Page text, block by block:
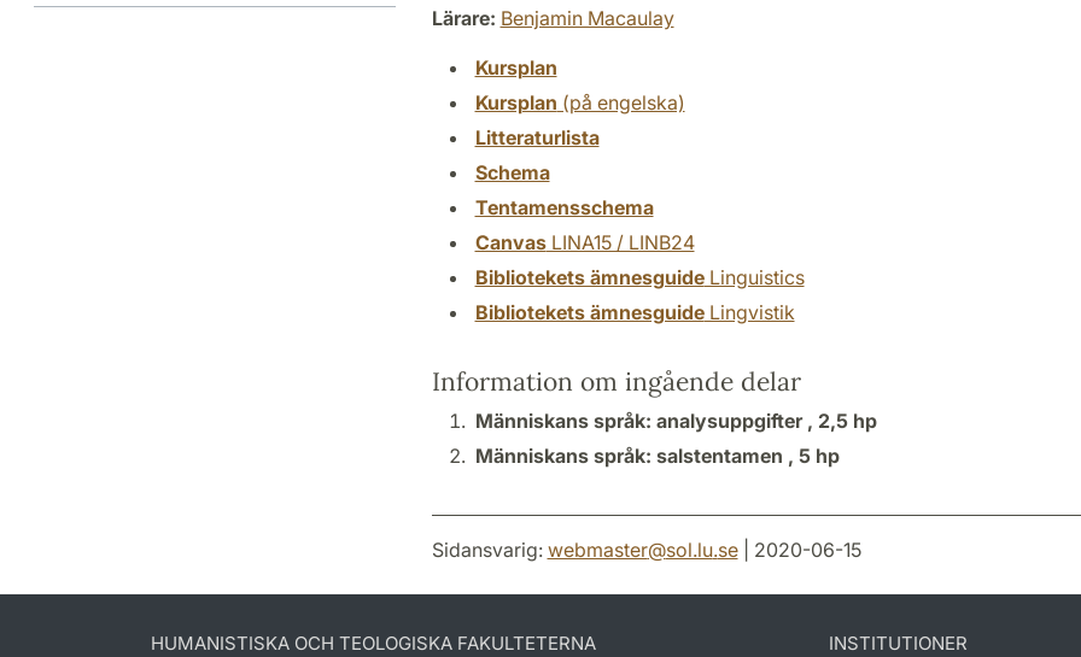
Lärare: Benjamin Macaulay
Kursplan
Kursplan (på engelska)
Litteraturlista
Schema
Tentamensschema
CanvasLINA15 / LINB24
Bibliotekets ämnesguideLinguistics
Bibliotekets ämnesguideLingvistik
Information om ingående delar
Människans språk: analysuppgifter , 2,5 hp
Människans språk: salstentamen , 5 hp
Sidansvarig: webmaster@sol.lu.se| 2020-06-15
HUMANISTISKA OCH TEOLOGISKA FAKULTETERNA
INSTITUTIONER